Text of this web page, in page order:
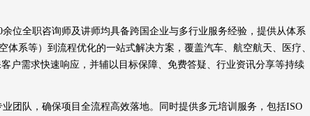
余位全职咨询师及讲师均具备跨国企业与多行业服务经验，提供从体系
体系等）到流程优化的一站式解决方案，覆盖汽车、航空航天、医疗、
户需求快速响应，并辅以目标保障、免费答疑、行业资讯分享等持续
团队，确保项目全流程高效落地。同时提供多元培训服务，包括ISO